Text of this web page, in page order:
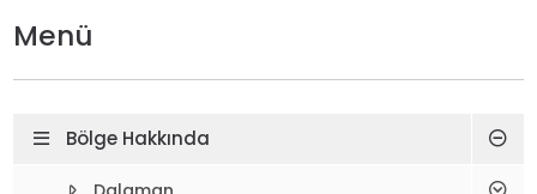
Menü
Bölge Hakkında